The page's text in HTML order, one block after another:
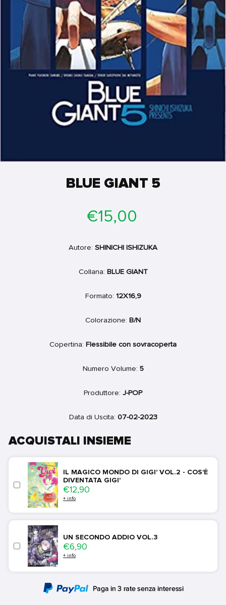
BLUE GIANT 5
Prezzo
di
€15,00
Autore: SHINICHI ISHIZUKA
Collana: BLUE GIANT
Formato: 12X16,9
Colorazione: B/N
Copertina: Flessibile con sovracoperta
Numero Volume: 5
Produttore: J-POP
Data di Uscita: 07-02-2023
ACQUISTALI INSIEME
IL MAGICO MONDO DI GIGI' VOL.2 - COS'È
DIVENTATA GIGI'
Price
€12,90
+ info
UN SECONDO ADDIO VOL.3
Price
€6,90
+ info